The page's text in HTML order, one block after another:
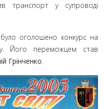
транспорт у супроводі
оголошено конкурс на
Його переможцем став
Грінченко.